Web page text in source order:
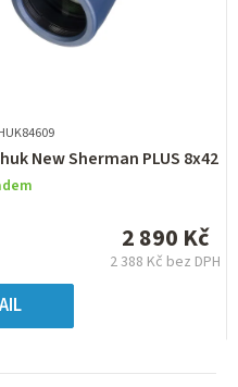
New Sherman PLUS 8x42
2 890 Kč
2 388 Kč bez DPH